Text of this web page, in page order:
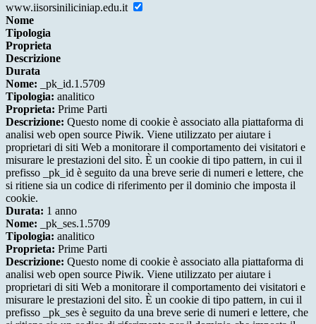
www.iisorsiniliciniap.edu.it
Nome
Tipologia
Proprieta
Descrizione
Durata
Nome: _pk_id.1.5709
Tipologia: analitico
Proprieta: Prime Parti
Descrizione: Questo nome di cookie è associato alla piattaforma di
analisi web open source Piwik. Viene utilizzato per aiutare i
proprietari di siti Web a monitorare il comportamento dei visitatori e
misurare le prestazioni del sito. È un cookie di tipo pattern, in cui il
prefisso _pk_id è seguito da una breve serie di numeri e lettere, che
si ritiene sia un codice di riferimento per il dominio che imposta il
cookie.
Durata: 1 anno
Nome: _pk_ses.1.5709
Tipologia: analitico
Proprieta: Prime Parti
Descrizione: Questo nome di cookie è associato alla piattaforma di
analisi web open source Piwik. Viene utilizzato per aiutare i
proprietari di siti Web a monitorare il comportamento dei visitatori e
misurare le prestazioni del sito. È un cookie di tipo pattern, in cui il
prefisso _pk_ses è seguito da una breve serie di numeri e lettere, che